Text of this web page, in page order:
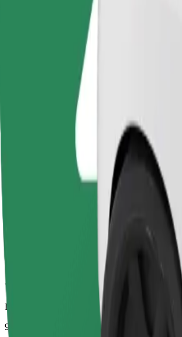
Comodidad y confort a un botón de distancia
Los conductores de esta categoría pueden
plegadas (esta categoría no es WAV).
Duración estimada del viaje
Basic
Viajes asequibles en coches estándar
Duración estimada del viaje
9 min